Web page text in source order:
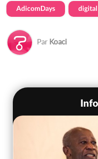
AdicomDays digital
Par Koaci